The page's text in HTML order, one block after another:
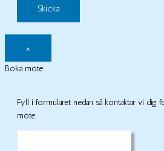
×
Boka möte
Fyll i formuläret nedan så kontaktar vi dig
möte.